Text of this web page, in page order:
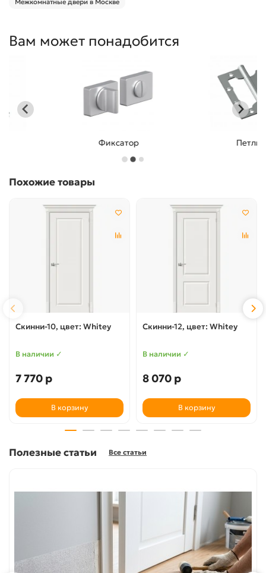
Вам может понадобится
Похожие товары
Скинни-10, цвет: Whitey
В наличии ✓
7 770 р
В корзину
Скинни-12, цвет: Whitey
В наличии ✓
8 070 р
В корзину
Полезные статьи Все статьи